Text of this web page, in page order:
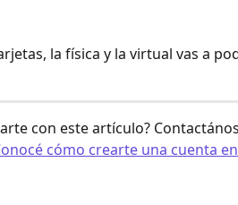
la física y la virtual vas a
con este artículo?
cómo crearte una cuenta en